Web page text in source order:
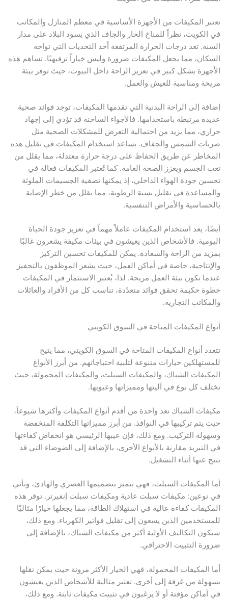
تعتبر المكيفات من الأجهزة الأساسية في معظم المنازل والمكاتب
في الكويت، نظراً للمناخ الحار والجاف الذي يسود البلاد على مدار
السنة. تعد درجات الحرارة المرتفعة أحد التحديات التي تواجه
السكان، مما يجعل المكيفات ضرورة وليس خياراً ترفيهيًا. تساهم هذه
الأجهزة بشكل كبير في تعزيز الراحة داخل البيوت، حيث توفر بيئة
مريحة ومناسبة للعيش والعمل.
إضافة إلى الراحة البدنية التي تقدمها المكيفات، توجد فوائد صحية
عديدة مرتبطة باستخدامها. فالأجواء الساخنة قد تؤدي إلى إجهاد
حراري، مما يزيد من احتمالية التعرض للمشكلات الصحية مثل
ضربات الشمس والجفاف. يساعد استخدام المكيفات في تقليل هذه
المخاطر عن طريق الحفاظ على درجة حرارة معتدلة، مما يقلل من
تعب الجسم ويعزز الصحة العامة. كما تُعتبر المكيفات فعالة في
تحسين جودة الهواء الداخلي، إذ يمكنها تصفية الجسيمات الملوثة
والمساعدة في تقليل نسبة الرطوبة، مما يقلل من خطر الإصابة
بالحساسية والأمراض التنفسية.
أيضًا، يعد استخدام المكيفات عاملاً مهماً في تعزيز جودة الحياة
اليومية. فالأشخاص الذين يعيشون في بيئات مكيفة يشعرون غالبًا
بمزيد من الراحة والسعادة. يمكن للمكيفات تحسين التركيز
والإنتاجية، خاصة في أماكن العمل، حيث يشعر الموظفون بالتحفيز
عندما تكون بيئة العمل مريحة. لذا، يُعتبر الاستثمار في المكيفات
خطوة حكيمة تحقق فوائد متعدّدة، تناسب كل من الأفراد والعائلات
والمكاتب التجارية.
أنواع المكيفات المتاحة في السوق الكويتي
تتعدد أنواع المكيفات المتاحة في السوق الكويتي، مما يتيح
للمستهلكين خيارات متنوعة لتلبية احتياجاتهم. من أبرز الأنواع
المكيفات الشباك، والمكيفات السبلت، والمكيفات المحمولة، حيث
تختلف كل نوع في آليتها ومميزاتها وعيوبها.
مكيفات الشباك تعد واحدة من أقدم أنواع المكيفات وأكثرها شيوعاً،
حيث يتم تركيبها في النوافذ. من أبرز مميزاتها التكلفة المنخفضة
وسهولة التركيب. ومع ذلك، فإن عيبها الرئيسي هو انخفاض كفاءتها
في التبريد مقارنة بالأنواع الأخرى، بالإضافة إلى الضوضاء التي قد
تنتج عنها أثناء التشغيل.
أما المكيفات السبلت، فهي تتميز بتصميمها العصري والهادئ، وتأتي
في نوعين: مكيفات سبلت عادية ومكيفات سبلت إنفيرتر. توفر هذه
المكيفات كفاءة عالية في استهلاك الطاقة، مما يجعلها خيارًا مثاليًا
للمستخدمين الذين يسعون إلى تقليل فواتير الكهرباء. ومع ذلك،
سيكون التكاليف الأولية أكثر من مكيفات الشباك، بالإضافة إلى
ضرورة التثبيت الاحترافي.
أما المكيفات المحمولة، فهي الخيار الأكثر مرونة حيث يمكن نقلها
بسهولة من غرفة إلى أخرى. تعتبر مثالية للأشخاص الذين يعيشون
في أماكن مؤقتة أو لا يرغبون في تثبيت مكيفات ثابتة. ومع ذلك،